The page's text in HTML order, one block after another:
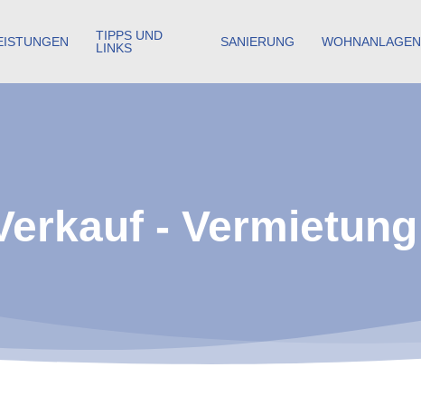
TIPPS UND
LINKS
SANIERUNG WOHNANLAGEN
- Vermietung